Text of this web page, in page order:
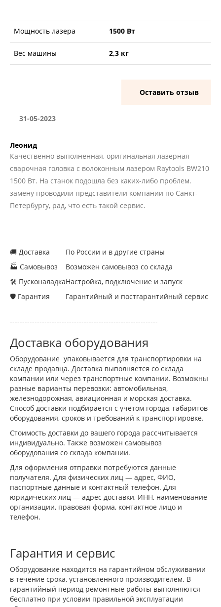
Мощность лазера 1500 Вт
Вес машины 2,3 кг
Оставить отзыв
31-05-2023
Леонид
Качественно выполненная, оригинальная лазерная
сварочная головка с волоконным лазером Raytools BW210
1500 Вт. На станок подошла без каких-либо проблем.
замену проводили представители компании по Санкт-
Петербургу, рад, что есть такой сервис.
🚚 Доставка
🏭 Самовывоз
🛠 Пусконаладка
🛡 Гарантия
По России и в другие страны
Возможен самовывоз со склада
Настройка, подключение и запуск
Гарантийный и постгарантийный сервис
------------------------------------------------------------
Доставка оборудования
Оборудование упаковывается для транспортировки на
складе продавца. Доставка выполняется со склада
компании или через транспортные компании. Возможны
разные варианты перевозки: автомобильная,
железнодорожная, авиационная и морская доставка.
Способ доставки подбирается с учётом города, габаритов
оборудования, сроков и требований к транспортировке.
Стоимость доставки до вашего города рассчитывается
индивидуально. Также возможен самовывоз
оборудования со склада компании.
Для оформления отправки потребуются данные
получателя. Для физических лиц — адрес, ФИО,
паспортные данные и контактный телефон. Для
юридических лиц — адрес доставки, ИНН, наименование
организации, правовая форма, контактное лицо и
телефон.
Гарантия и сервис
Оборудование находится на гарантийном обслуживании
в течение срока, установленного производителем. В
гарантийный период ремонтные работы выполняются
бесплатно при условии правильной эксплуатации